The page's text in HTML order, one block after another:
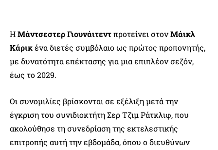
ΗΜάντσεστερ Γιουνάιτεντπροτείνει στονΜάικλ
Κάρικένα διετές συμβόλαιο ως πρώτος προπονητής,
με δυνατότητα επέκτασης για μια επιπλέον σεζόν,
έως το 2029.
Οι συνομιλίες βρίσκονται σε εξέλιξη μετά την
έγκριση του συνιδιοκτήτη Σερ Τζιμ Ράτκλιφ, που
ακολούθησε τη συνεδρίαση της εκτελεστικής
επιτροπής αυτή την εβδομάδα, όπου ο διευθύνων